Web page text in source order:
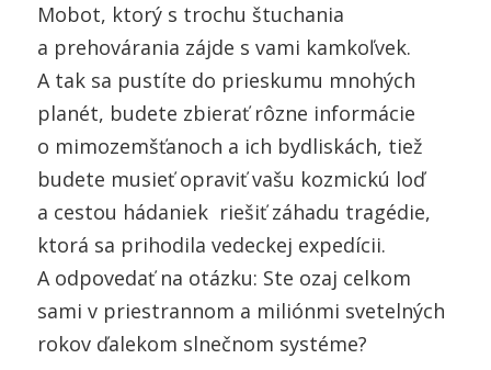
Mobot, ktorý s trochu štuchania
a prehovárania zájde s vami kamkoľvek.
A tak sa pustíte do prieskumu mnohých
planét, budete zbierať rôzne informácie
o mimozemšťanoch a ich bydliskách, tiež
budete musieť opraviť vašu kozmickú loď
a cestou hádaniek riešiť záhadu tragédie,
ktorá sa prihodila vedeckej expedícii.
A odpovedať na otázku: Ste ozaj celkom
sami v priestrannom a miliónmi svetelných
rokov ďalekom slnečnom systéme?